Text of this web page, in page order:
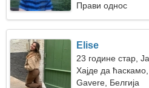
Прави однос
Elise
23 године стар,
Хајде да
Gavere, Белгија